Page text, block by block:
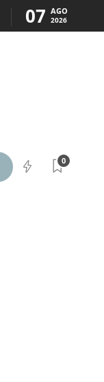
07 AGO
2026
0